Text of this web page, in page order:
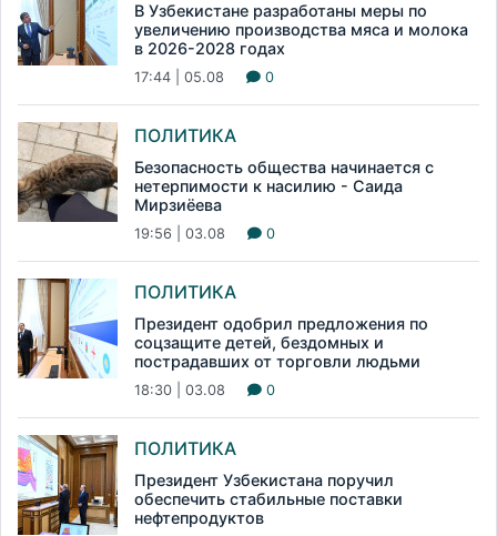
В Узбекистане разработаны меры по
увеличению производства мяса и молока
в 2026-2028 годах
17:44 | 05.08 0
ПОЛИТИКА
Безопасность общества начинается с
нетерпимости к насилию - Саида
Мирзиёева
19:56 | 03.08 0
ПОЛИТИКА
Президент одобрил предложения по
соцзащите детей, бездомных и
пострадавших от торговли людьми
18:30 | 03.08 0
ПОЛИТИКА
Президент Узбекистана поручил
обеспечить стабильные поставки
нефтепродуктов